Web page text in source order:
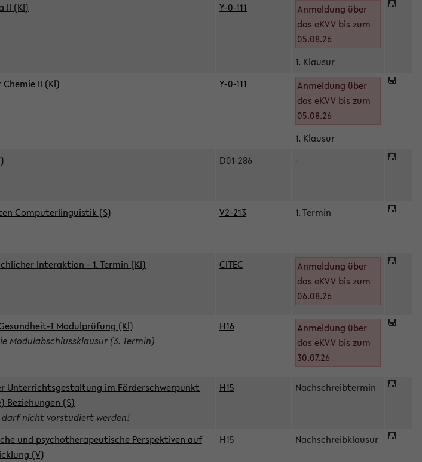
II (Kl) Y-0-111
Anmeldung über
das eKVV bis zum
05.08.26
1. Klausur
II (Kl) Y-0-111
Anmeldung über
das eKVV bis zum
05.08.26
1. Klausur
D01-286 -
Computerlinguistik (S) V2-213 1. Termin
Interaktion - 1. Termin (Kl) CITEC
Anmeldung über
das eKVV bis zum
06.08.26
T Modulprüfung (Kl)
Modulabschlussklausur (3. Termin)
H16
Anmeldung über
das eKVV bis zum
30.07.26
Unterrichtsgestaltung im Förderschwerpunkt
Beziehungen (S)
darf nicht vorstudiert werden!
H15 Nachschreibtermin
und psychotherapeutische Perspektiven auf
(V)
H15 Nachschreibklausur